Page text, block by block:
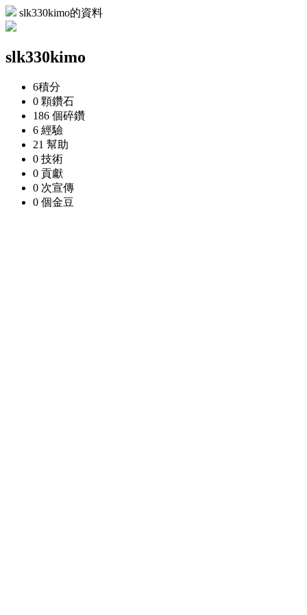
slk330kimo的資料
slk330kimo
6積分
0 顆鑽石
186 個碎鑽
6 經驗
21 幫助
0 技術
0 貢獻
0 次宣傳
0 個金豆